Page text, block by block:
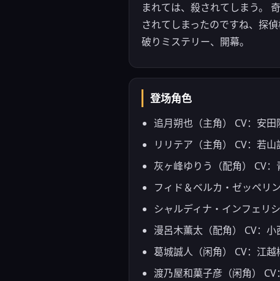
まれては、殺されてしまう。
されてしまったのですね、探
破りミステリー、開幕。
登场角色
追月朔也（主角） CV：安田
リリテア（主角） CV：若山
灰ヶ峰ゆりう（配角） CV：
フィド＆ベルカ・ゼッペリ
シャルディナ・インフェリ
漫呂木薫太（配角） CV：小
葛城誠人（闲角） CV：江越
渡乃屋和菓子彦（闲角）